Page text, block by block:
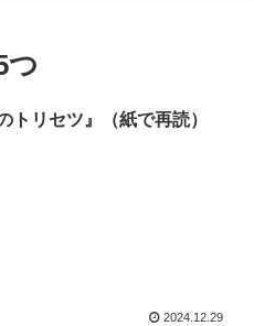
トリセツ』（紙で再読）
2024.12.29